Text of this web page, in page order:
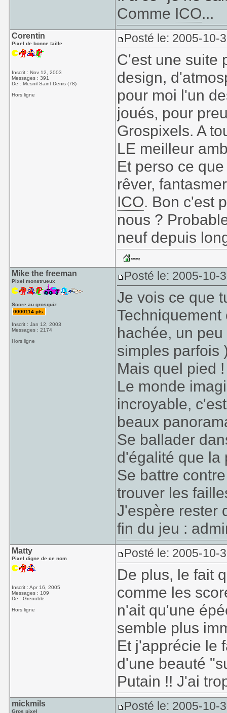
Comme ICO...
Corentin
Pixel de bonne taille
Inscrit : Nov 12, 2003
Messages : 391
De : Mesnil Saint Denis (78)
Hors ligne
Posté le: 2005-10-
C'est une suite
design,
pour moi l'un
joués, pour
Grospixels. A
LE meilleur
Et perso ce
rêver,
ICO. Bon c'est
nous ?
neuf depuis
Mike the freeman
Pixel monstrueux
Score au grosquiz
0000114 pts.
Inscrit : Jan 12, 2003
Messages : 2174
Hors ligne
Posté le: 2005-10-
Je vois ce que
hachée, un
simples parfois
Mais quel pied !
Le monde
incroyable,
beaux
Se ballader
d'égalité que la
Se battre
trouver les
J'espère rester
fin du jeu :
Matty
Pixel digne de ce nom
Inscrit : Apr 16, 2005
Messages : 109
De : Grenoble
Hors ligne
Posté le: 2005-10-
De plus, le fait
comme les
n'ait qu'une
semble plus
Et j'apprécie le
d'une beauté
Putain !! J'ai
mickmils
Gros pixel Posté le: 2005-10-